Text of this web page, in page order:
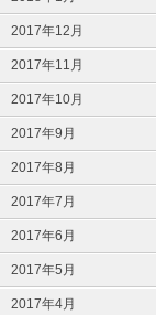
2017年12月
2017年11月
2017年10月
2017年9月
2017年8月
2017年7月
2017年6月
2017年5月
2017年4月